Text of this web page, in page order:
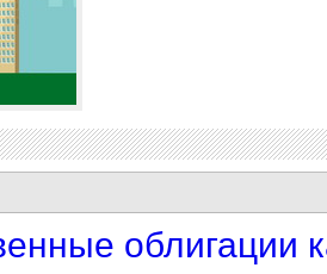
облигации